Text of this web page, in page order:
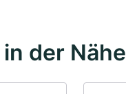
der Nähe